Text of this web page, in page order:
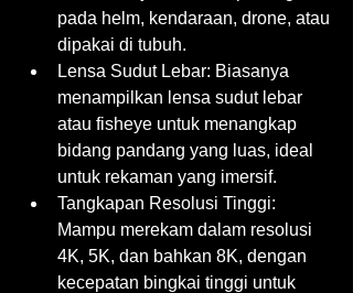
pada helm, kendaraan, drone, atau
dipakai di tubuh.
Lensa Sudut Lebar: Biasanya
menampilkan lensa sudut lebar
atau fisheye untuk menangkap
bidang pandang yang luas, ideal
untuk rekaman yang imersif.
Tangkapan Resolusi Tinggi:
Mampu merekam dalam resolusi
4K, 5K, dan bahkan 8K, dengan
kecepatan bingkai tinggi untuk